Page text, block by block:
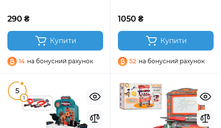
290 ₴
Купити
14 на бонусний рахунок
1050 ₴
Купити
52 на бонусний рахунок
5
1